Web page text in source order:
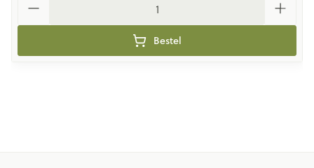
Bestel